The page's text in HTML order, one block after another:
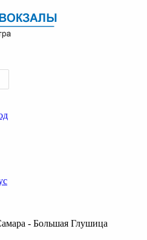
- Большая Глушица